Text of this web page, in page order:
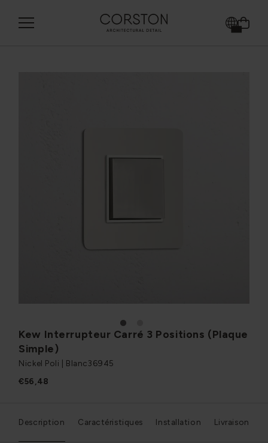
1
Kew Interrupteur Carré 3 Positions (Plaque
Simple)
Nickel Poli | Blanc36945
€56,48
Description Caractéristiques Installation Livraison